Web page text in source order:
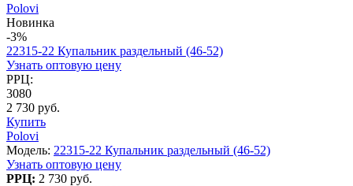
Polovi
Новинка
-3%
22315-22 Купальник раздельный (46-52)
Узнать оптовую цену
РРЦ:
3080
2 730 руб.
Купить
Polovi
Модель: 22315-22 Купальник раздельный (46-52)
Узнать оптовую цену
РРЦ: 2 730 руб.